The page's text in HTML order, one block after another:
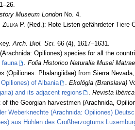
Museum LondonNo. 4.
ZulkaP. (Red.): Rote Listen gefährdeter Tiere
Arch. Biol. Sci. 66 (4), 1617–1631.
Opiliones) species for all the
fauna . Folia Historico Naturalia Musei
(Opiliones: Phalangiidae) from Sierra Nevada,
of Albania . Ekológia (Bratislava)
and its adjacent regions . Revista
the Georgian harvestmen (Arachnida,
Weberknechte (Arachnida: Opiliones)
aus Höhlen des Großherzogtums